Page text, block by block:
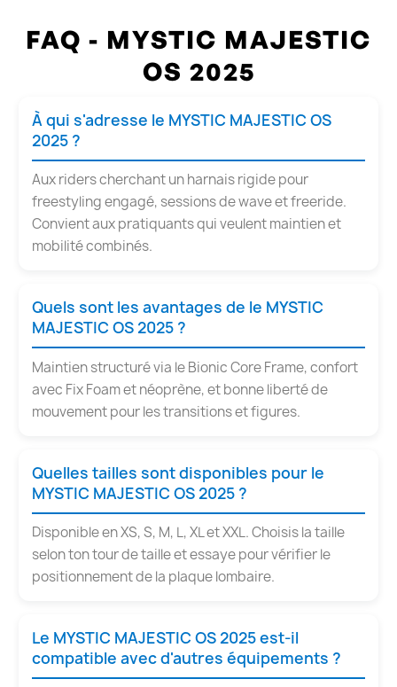
FAQ - MYSTIC MAJESTIC
OS 2025
À qui s'adresse le MYSTIC MAJESTIC OS
2025 ?
Aux riders cherchant un harnais rigide pour
freestyling engagé, sessions de wave et freeride.
Convient aux pratiquants qui veulent maintien et
mobilité combinés.
Quels sont les avantages de le MYSTIC
MAJESTIC OS 2025 ?
Maintien structuré via le Bionic Core Frame, confort
avec Fix Foam et néoprène, et bonne liberté de
mouvement pour les transitions et figures.
Quelles tailles sont disponibles pour le
MYSTIC MAJESTIC OS 2025 ?
Disponible en XS, S, M, L, XL et XXL. Choisis la taille
selon ton tour de taille et essaye pour vérifier le
positionnement de la plaque lombaire.
Le MYSTIC MAJESTIC OS 2025 est-il
compatible avec d'autres équipements ?